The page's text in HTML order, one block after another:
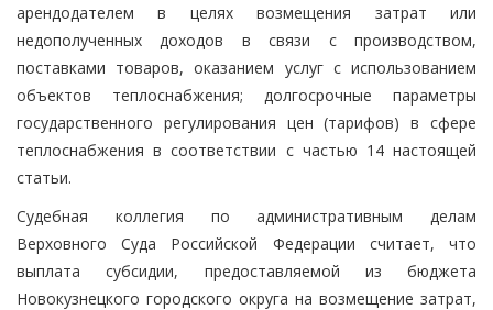
арендодателем в целях возмещения затрат или
недополученных доходов в связи с производством,
поставками товаров, оказанием услуг с использованием
объектов теплоснабжения; долгосрочные параметры
государственного регулирования цен (тарифов) в сфере
теплоснабжения в соответствии с частью 14 настоящей
статьи.
Судебная коллегия по административным делам
Верховного Суда Российской Федерации считает, что
выплата субсидии, предоставляемой из бюджета
Новокузнецкого городского округа на возмещение затрат,